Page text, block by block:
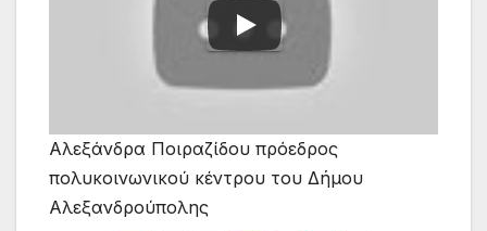
Αλεξάνδρα Ποιραζίδου πρόεδρος
πολυκοινωνικού κέντρου του Δήμου
Αλεξανδρούπολης